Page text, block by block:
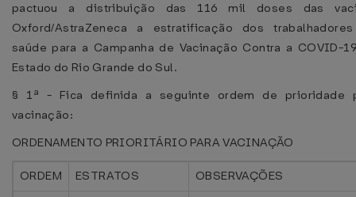
pactuou a distribuição das 116 mil doses das
Oxford/AstraZeneca a estratificação dos
saúde para a Campanha de Vacinação Contra a COVID-
Estado do Rio Grande do Sul.
§ 1ª - Fica definida a seguinte ordem de prioridade
vacinação:
ORDENAMENTO PRIORITÁRIO PARA VACINAÇÃO
ORDEM ESTRATOS
OBSERVAÇÕES